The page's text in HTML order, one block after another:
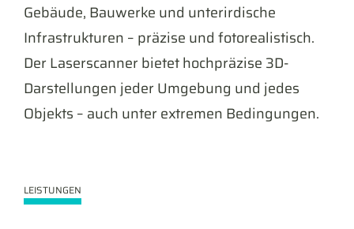
Gebäude, Bauwerke und unterirdische
Infrastrukturen – präzise und fotorealistisch.
Der Laserscanner bietet hochpräzise 3D-
Darstellungen jeder Umgebung und jedes
Objekts – auch unter extremen Bedingungen.
LEISTUNGEN